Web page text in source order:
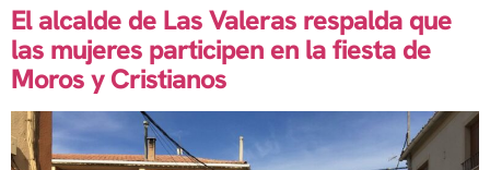
El alcalde de Las Valeras respalda que
las mujeres participen en la fiesta de
Moros y Cristianos